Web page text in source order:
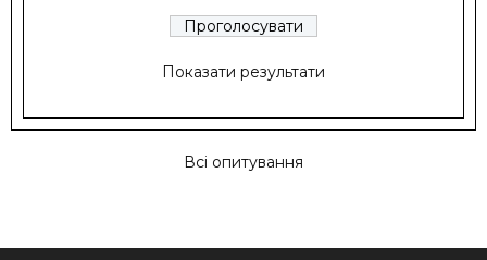
Показати результати
Всі опитування